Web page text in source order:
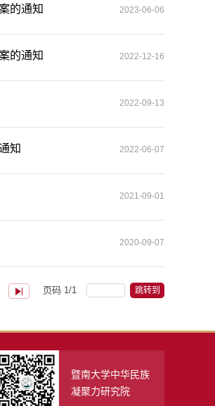
的通知 2023-06-06
的通知 2022-12-16
2022-09-13
知 2022-06-07
2021-09-01
2020-09-07
页码 1/1 跳转到
暨南大学中华民族
凝聚力研究院